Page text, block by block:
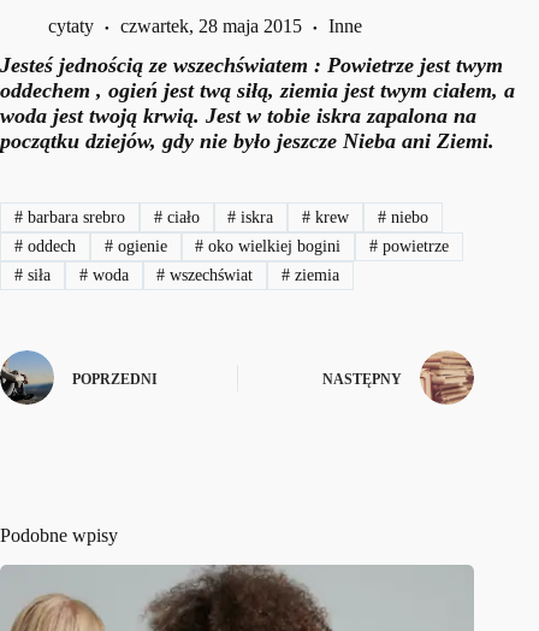
cytaty czwartek, 28 maja 2015 Inne
Jesteś jednością ze wszechświatem : Powietrze jest twym
oddechem , ogień jest twą siłą, ziemia jest twym ciałem, a
woda jest twoją krwią. Jest w tobie iskra zapalona na
początku dziejów, gdy nie było jeszcze Nieba ani Ziemi.
#barbara srebro #ciało # iskra # krew # niebo
#oddech #ogienie # oko wielkiej bogini # powietrze
#siła #woda # wszechświat # ziemia
POPRZEDNI NASTĘPNY
Podobne wpisy